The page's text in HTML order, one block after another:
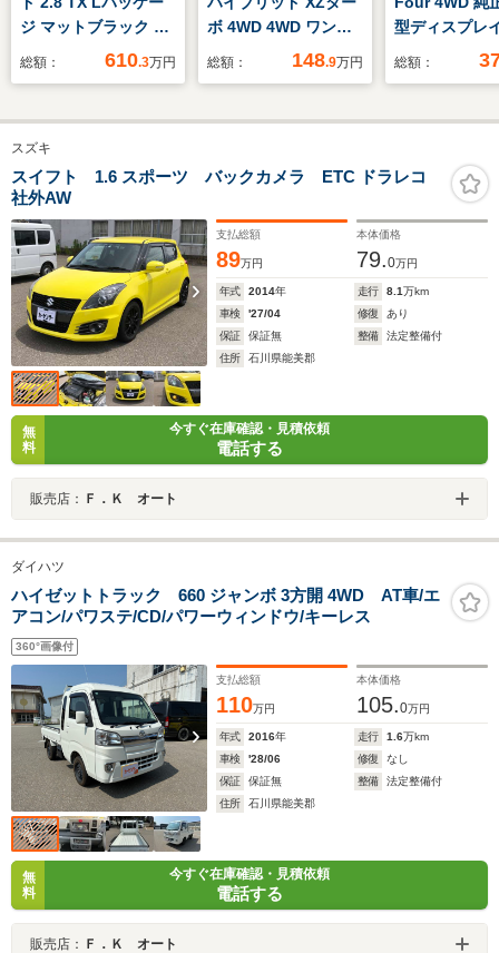
ジ マットブラック エ
ディション ディーゼ
フルセグ 全周囲カメ
ラ ステアリングスイ
ッチ ETC2.0 社外
ドラレコ 衝突被害軽
減ブレーキ アダプテ
ィブクルーズコントロ
ール レーンキープア
シスト ブラインドス
ポット
総額： 610.3万円
ボ 4WD 4WD ワンオ
総額： 148.9万円
型ディスプレ
ィオ
リクラッシュ
トクロストラ
アラート レ
プアシスト
総額：
スズキ
スイフト 1.6 スポーツ バックカメラ ETC ドラレコ
社外AW
支払総額
89万円
本体価格
79.0万円
年式 2014年 走行 8.1万km
車検
'27/04 修復
あり
保証
保証無 整備
法定整備付
住所
石川県能美郡
無
料
今すぐ在庫確認・見積依頼
電話する
販売店： Ｆ．Ｋ オート
ダイハツ
ハイゼットトラック 660 ジャンボ 3方開 4WD AT車/エ
アコン/パワステ/CD/パワーウィンドウ/キーレス
360°画像付
支払総額
110万円
本体価格
105.0万円
年式 2016年 走行 1.6万km
車検
'28/06 修復
なし
保証
保証無 整備
法定整備付
住所
石川県能美郡
無
料
今すぐ在庫確認・見積依頼
電話する
販売店： Ｆ．Ｋ オート